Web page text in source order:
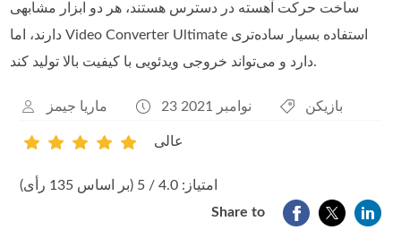
ساخت حرکت آهسته در دسترس هستند، هر دو ابزار مشابهی
دارند، اما Video Converter Ultimate استفاده بسیار ساده‌تری
دارد و می‌تواند خروجی ویدئویی با کیفیت بالا تولید کند.
ماریا جیمز 23 نوامبر 2021 بازیکن
4
عالی
امتیاز: 4.0 / 5 (بر اساس 135 رأی)
Share to